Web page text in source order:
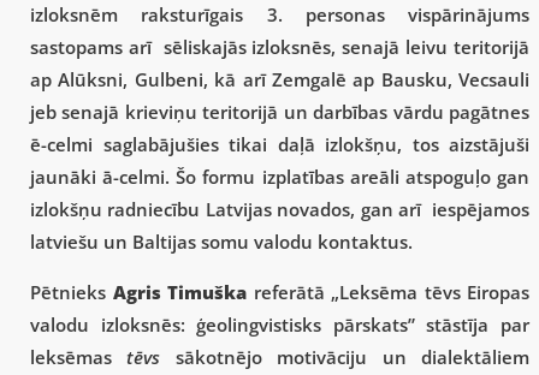
izloksnēm raksturīgais 3. personas vispārinājums
sastopams arī sēliskajās izloksnēs, senajā leivu teritorijā
ap Alūksni, Gulbeni, kā arī Zemgalē ap Bausku, Vecsauli
jeb senajā krieviņu teritorijā un darbības vārdu pagātnes
ē-celmi saglabājušies tikai daļā izlokšņu, tos aizstājuši
jaunāki ā-celmi. Šo formu izplatības areāli atspoguļo gan
izlokšņu radniecību Latvijas novados, gan arī iespējamos
latviešu un Baltijas somu valodu kontaktus.
Pētnieks Agris Timuška referātā „Leksēma tēvs Eiropas
valodu izloksnēs: ģeolingvistisks pārskats” stāstīja par
leksēmas tēvs sākotnējo motivāciju un dialektāliem